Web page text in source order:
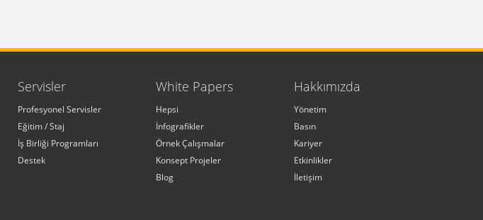
Servisler
Profesyonel Servisler
Eğitim / Staj
İş Birliği Programları
Destek
White Papers
Hepsi
İnfografikler
Örnek Çalışmalar
Konsept Projeler
Blog
Hakkımızda
Yönetim
Basın
Kariyer
Etkinlikler
İletişim